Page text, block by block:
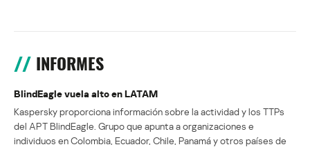
INFORMES
BlindEagle vuela alto en LATAM
Kaspersky proporciona información sobre la actividad y los TTPs
del APT BlindEagle. Grupo que apunta a organizaciones e
individuos en Colombia, Ecuador, Chile, Panamá y otros países de